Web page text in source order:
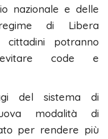
nazionale e delle
di Libera
potranno
code e
del sistema di
modalità di
per rendere più